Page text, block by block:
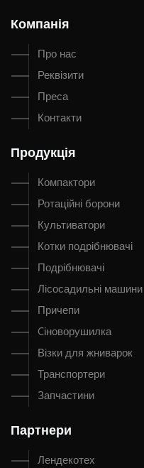
Компанія
Про нас
Реквізити
Преса
Контакти
Продукція
Компактори
Ротаційні борони
Культиватори
Котки подрібнювачі
Подрібнювачі
Лісосадильні машини
Причепи
Cіноворушилка
Візки для жниварок
Транспортери
Запчастини
Партнери
Лендекотех